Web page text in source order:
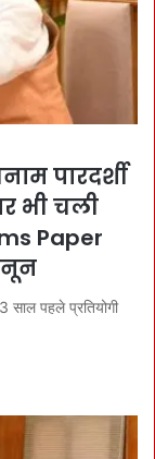
पारदर्शी
भी चली
Paper
पहले प्रतियोगी